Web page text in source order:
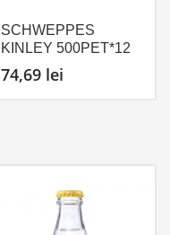
SCHWEPPES
KINLEY 500PET*12
74,69 lei